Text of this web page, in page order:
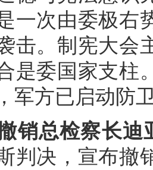
一次由委极右
击。制宪大会
是委国家支柱
军方已启动防
销总检察长迪
判决，宣布撤